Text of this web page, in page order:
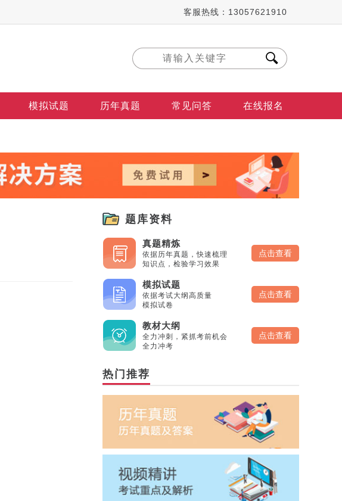
客服热线：13057621910
模拟试题 历年真题 常见问答 在线报名
题库资料
真题精炼
依据历年真题，快速梳理
知识点，检验学习效果
点击查看
模拟试题
依据考试大纲高质量
模拟试卷
点击查看
教材大纲
全力冲刺，紧抓考前机会
全力冲考
点击查看
热门推荐